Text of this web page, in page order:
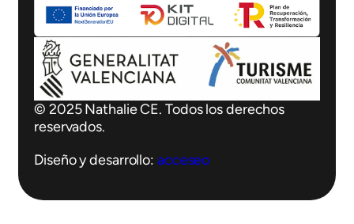
© 2025 Nathalie CE. Todos los derechos
reservados.
Diseño y desarrollo: acceseo